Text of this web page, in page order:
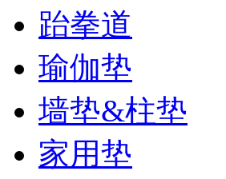
跆拳道
瑜伽垫
墙垫&柱垫
家用垫